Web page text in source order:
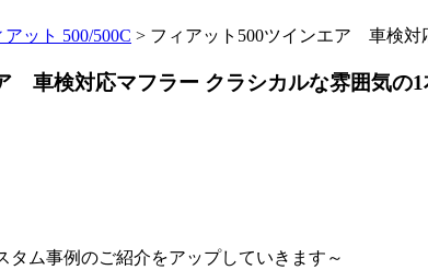
アット 500/500C > フィアット500ツインエア 車検対
車検対応マフラー クラシカルな雰囲気の1
タム事例のご紹介をアップしていきます～